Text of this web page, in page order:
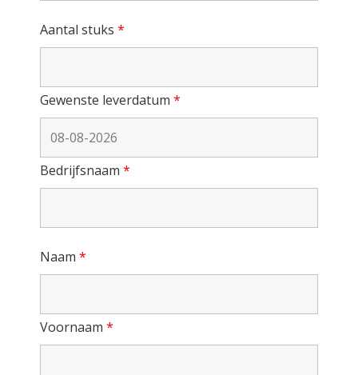
Aantal stuks *
Gewenste leverdatum *
Bedrijfsnaam *
Naam *
Voornaam *